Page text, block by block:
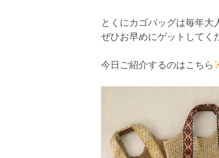
とくにカゴバッグは毎年大
ぜひお早めにゲットしてく
今日ご紹介するのはこちら